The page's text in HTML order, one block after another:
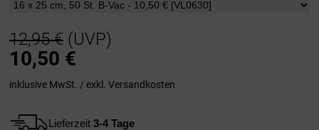
12,95 € (UVP)
10,50 €
inklusive MwSt. / exkl. Versandkosten
Lieferzeit 3-4 Tage